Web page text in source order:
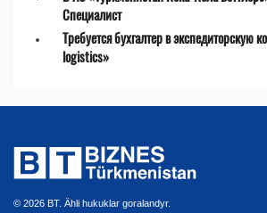
Специалист
Требуется бухгалтер в экспедиторскую
logistics»
© 2026 BT. Ähli hukuklar goralandyr.